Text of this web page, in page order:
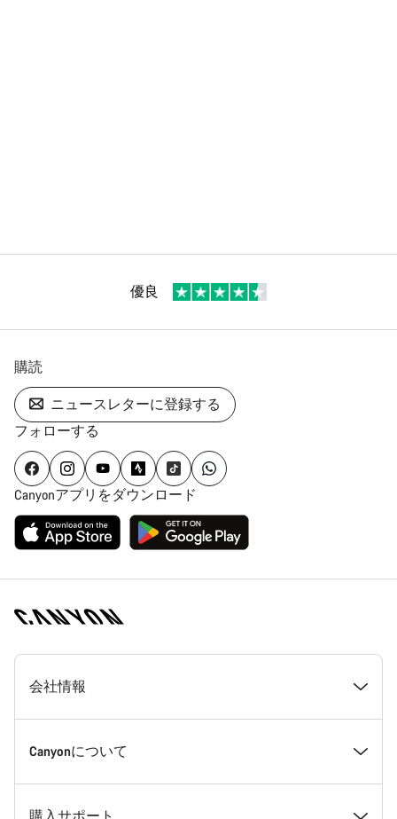
優良
購読
ニュースレターに登録する
フォローする
Canyonアプリをダウンロード
[footer.linksList.title]
会社情報
受賞歴
Canyonについて